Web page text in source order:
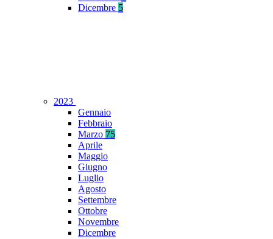
Dicembre 5
2023
Gennaio
Febbraio
Marzo 75
Aprile
Maggio
Giugno
Luglio
Agosto
Settembre
Ottobre
Novembre
Dicembre